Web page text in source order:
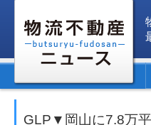
GLP▼岡山に7.8万